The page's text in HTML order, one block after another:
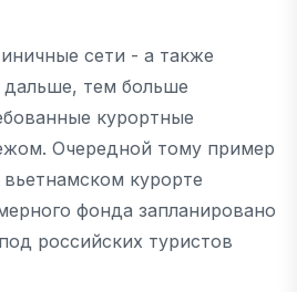
сети - а также
тем больше
курортные
Очередной тому пример
курорте
фонда запланировано
российских туристов